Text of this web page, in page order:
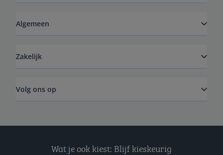
Algemeen
Zakelijk
Volg ons op
Wat je ook kiest: Blijf kieskeurig